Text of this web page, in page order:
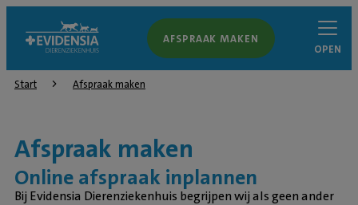
AFSPRAAK MAKEN
OPEN
Start Afspraak maken
Afspraak maken
Online afspraak inplannen
Bij Evidensia Dierenziekenhuis begrijpen wij als geen ander